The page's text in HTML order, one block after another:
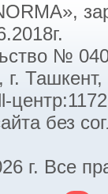
№
г.
без
г. Все